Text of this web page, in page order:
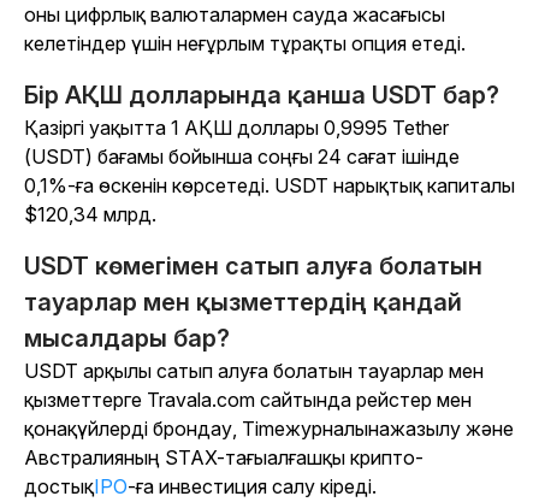
оны цифрлық валюталармен сауда жасағысы
келетіндер үшін неғұрлым тұрақты опция етеді.
Бір АҚШ долларында қанша USDT бар?
Қазіргі уақытта 1 АҚШ доллары 0,9995 Tether
(USDT) бағамы бойынша соңғы 24 сағат ішінде
0,1%-ға өскенін көрсетеді. USDT нарықтық капиталы
$120,34 млрд.
USDT көмегімен сатып алуға болатын
тауарлар мен қызметтердің қандай
мысалдары бар?
USDT арқылы сатып алуға болатын тауарлар мен
қызметтерге Travala.com сайтында рейстер мен
қонақүйлерді брондау, Timeжурналынажазылу және
Австралияның STAX-тағыалғашқы крипто-
достықIPO-ға инвестиция салу кіреді.